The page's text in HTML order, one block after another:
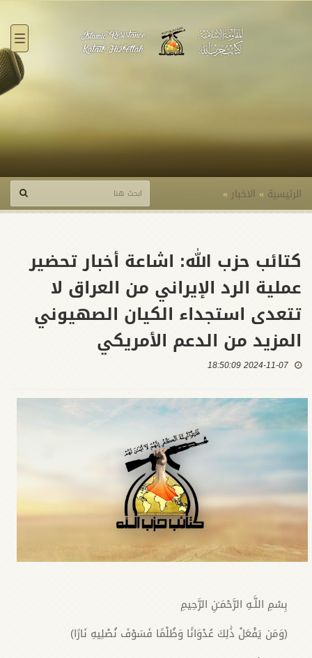
الرئيسية » الاخبار »
كتائب حزب الله: اشاعة أخبار تحضير
عملية الرد الإيراني من العراق لا
تتعدى استجداء الكيان الصهيوني
المزيد من الدعم الأمريكي
2024-11-07 18:50:09
بِسْمِ اللَّـهِ الرَّحْمَـٰنِ الرَّحِيمِ
(وَمَن يَفْعَلْ ذَٰلِكَ عُدْوَانًا وَظُلْمًا فَسَوْفَ نُصْلِيهِ نَارًا)